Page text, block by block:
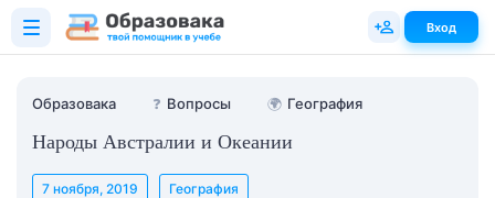
Образовака ❓ Вопросы 🌍 География
Народы Австралии и Океании
7 ноября, 2019 География
Вход